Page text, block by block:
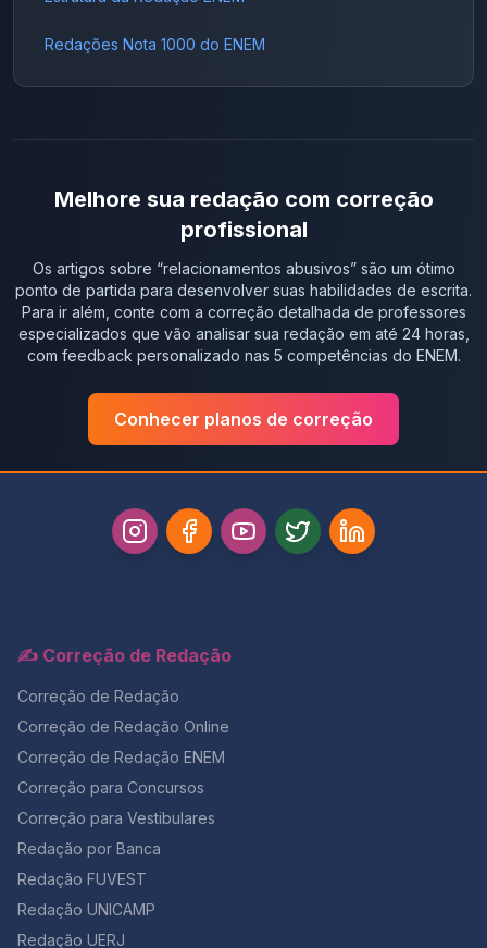
Redações Nota 1000 do ENEM
Melhore sua redação com correção
profissional
Os artigos sobre “relacionamentos abusivos” são um ótimo
ponto de partida para desenvolver suas habilidades de escrita.
Para ir além, conte com a correção detalhada de professores
especializados que vão analisar sua redação em até 24 horas,
com feedback personalizado nas 5 competências do ENEM.
Conhecer planos de correção
✍️ Correção de Redação
Correção de Redação
Correção de Redação Online
Correção de Redação ENEM
Correção para Concursos
Correção para Vestibulares
Redação por Banca
Redação FUVEST
Redação UNICAMP
Redação UERJ